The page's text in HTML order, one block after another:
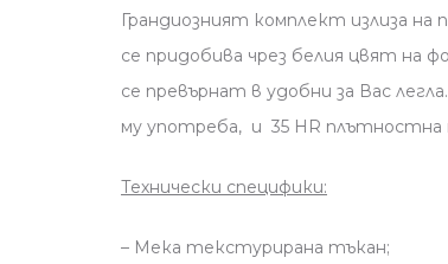
Грандиозният комплект излиза
се придобива чрез белия цвят на
се превърнат в удобни за Вас
му употреба, и 35 HR плътностна
Технически специфики:
– Мека текстурирана тъкан;